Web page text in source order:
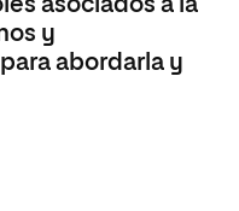
asociados a la
y
abordarla y